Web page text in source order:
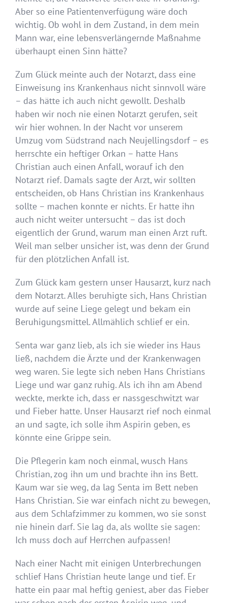
Aber so eine Patientenverfügung wäre doch
wichtig. Ob wohl in dem Zustand, in dem mein
Mann war, eine lebensverlängernde Maßnahme
überhaupt einen Sinn hätte?
Zum Glück meinte auch der Notarzt, dass eine
Einweisung ins Krankenhaus nicht sinnvoll wäre
– das hätte ich auch nicht gewollt. Deshalb
haben wir noch nie einen Notarzt gerufen, seit
wir hier wohnen. In der Nacht vor unserem
Umzug vom Südstrand nach Neujellingsdorf – es
herrschte ein heftiger Orkan – hatte Hans
Christian auch einen Anfall, worauf ich den
Notarzt rief. Damals sagte der Arzt, wir sollten
entscheiden, ob Hans Christian ins Krankenhaus
sollte – machen konnte er nichts. Er hatte ihn
auch nicht weiter untersucht – das ist doch
eigentlich der Grund, warum man einen Arzt ruft.
Weil man selber unsicher ist, was denn der Grund
für den plötzlichen Anfall ist.
Zum Glück kam gestern unser Hausarzt, kurz nach
dem Notarzt. Alles beruhigte sich, Hans Christian
wurde auf seine Liege gelegt und bekam ein
Beruhigungsmittel. Allmählich schlief er ein.
Senta war ganz lieb, als ich sie wieder ins Haus
ließ, nachdem die Ärzte und der Krankenwagen
weg waren. Sie legte sich neben Hans Christians
Liege und war ganz ruhig. Als ich ihn am Abend
weckte, merkte ich, dass er nassgeschwitzt war
und Fieber hatte. Unser Hausarzt rief noch einmal
an und sagte, ich solle ihm Aspirin geben, es
könnte eine Grippe sein.
Die Pflegerin kam noch einmal, wusch Hans
Christian, zog ihn um und brachte ihn ins Bett.
Kaum war sie weg, da lag Senta im Bett neben
Hans Christian. Sie war einfach nicht zu bewegen,
aus dem Schlafzimmer zu kommen, wo sie sonst
nie hinein darf. Sie lag da, als wollte sie sagen:
Ich muss doch auf Herrchen aufpassen!
Nach einer Nacht mit einigen Unterbrechungen
schlief Hans Christian heute lange und tief. Er
hatte ein paar mal heftig geniest, aber das Fieber